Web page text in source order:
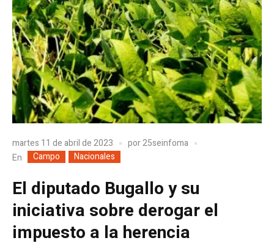
martes 11 de abril de 2023 por25seinfoma
En
Campo Nacionales
El diputado Bugallo y su
iniciativa sobre derogar el
impuesto a la herencia